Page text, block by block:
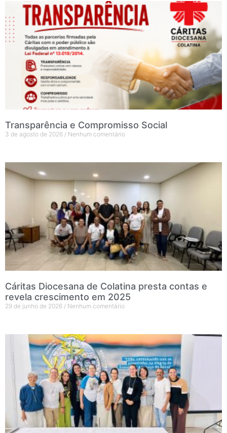
Transparência e Compromisso Social
3 de agosto de 2026 Nenhum comentário
Cáritas Diocesana de Colatina presta contas e
revela crescimento em 2025
29 de junho de 2026 Nenhum comentário